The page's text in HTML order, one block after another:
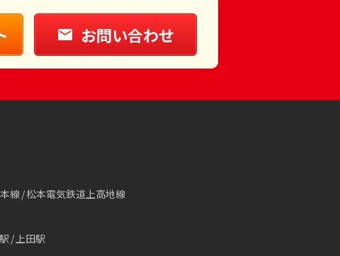
お問い合わせ
線 松本電気鉄道上高地線
上田駅